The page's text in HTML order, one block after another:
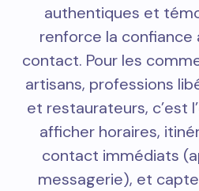
authentiques et
renforce la confiance
contact. Pour les
artisans, professions
et restaurateurs, c’est
afficher horaires,
contact immédiats
messagerie), et